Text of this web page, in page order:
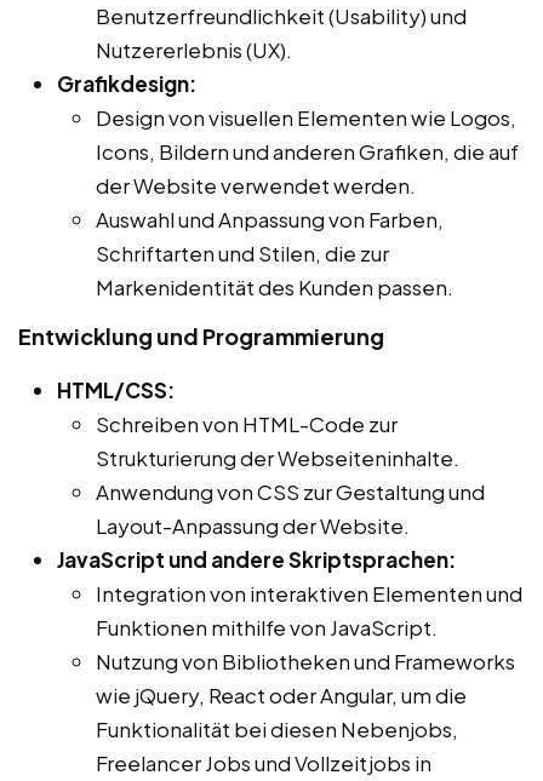
Benutzerfreundlichkeit (Usability) und
Nutzererlebnis (UX).
Grafikdesign:
Design von visuellen Elementen wie Logos,
Icons, Bildern und anderen Grafiken, die auf
der Website verwendet werden.
Auswahl und Anpassung von Farben,
Schriftarten und Stilen, die zur
Markenidentität des Kunden passen.
Entwicklung und Programmierung
HTML/CSS:
Schreiben von HTML-Code zur
Strukturierung der Webseiteninhalte.
Anwendung von CSS zur Gestaltung und
Layout-Anpassung der Website.
JavaScript und andere Skriptsprachen:
Integration von interaktiven Elementen und
Funktionen mithilfe von JavaScript.
Nutzung von Bibliotheken und Frameworks
wie jQuery, React oder Angular, um die
Funktionalität bei diesen Nebenjobs,
Freelancer Jobs und Vollzeitjobs in